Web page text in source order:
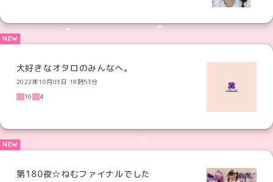
大好きなオタロのみんなへ。
2022年10月03日 18時53分
16
4
第180夜☆ねむファイナルでした